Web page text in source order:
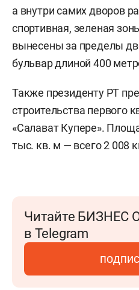
а внутри самих дворов
спортивная, зеленая
вынесены за пределы
бульвар длиной 400
Также президенту РТ
строительства первого
«Салават Купере».
тыс. кв. м — всего 2 008
Читайте БИЗНЕС
в Telegram